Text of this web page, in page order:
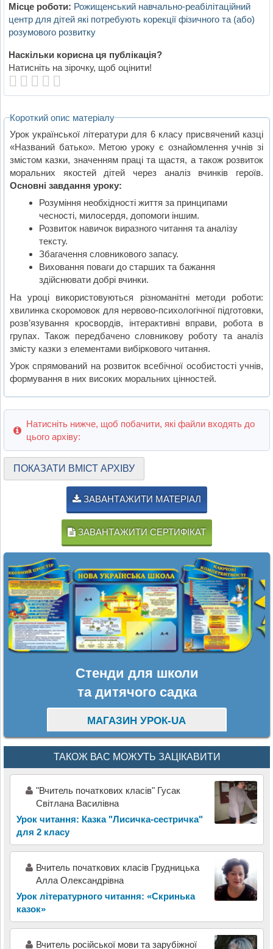
Місце роботи: Рожищенський навчально-реабілітаційний
центр для дітей які потребують корекції фізичного та (або)
розумового розвитку
Наскільки корисна ця публікація?
Натисніть на зірочку, щоб оцінити!
Короткий опис матеріалу
Урок української літератури для 6 класу присвячений казці
«Названий батько». Метою уроку є ознайомлення учнів зі
змістом казки, значенням праці та щастя, а також розвиток
моральних якостей дітей через аналіз вчинків героїв.
Основні завдання уроку:
Розуміння необхідності життя за принципами
чесності, милосердя, допомоги іншим.
Розвиток навичок виразного читання та аналізу
тексту.
Збагачення словникового запасу.
Виховання поваги до старших та бажання
здійснювати добрі вчинки.
На уроці використовуються різноманітні методи роботи:
хвилинка скоромовок для нервово-психологічної підготовки,
розв’язування кросвордів, інтерактивні вправи, робота в
групах. Також передбачено словникову роботу та аналіз
змісту казки з елементами вибіркового читання.
Урок спрямований на розвиток всебічної особистості учнів,
формування в них високих моральних цінностей.
Натисніть нижче, щоб побачити, які файли входять до
цього архіву:
ПОКАЗАТИ ВМІСТ АРХІВУ
ЗАВАНТАЖИТИ МАТЕРІАЛ
ЗАВАНТАЖИТИ СЕРТИФІКАТ
Стенди для школи
та дитячого садка
МАГАЗИН УРОК-UA
ТАКОЖ ВАС МОЖУТЬ ЗАЦІКАВИТИ
"Вчитель початкових класів" Гусак
Світлана Василівна
Урок читання: Казка "Лисичка-сестричка"
для 2 класу
Вчитель початкових класів Грудницька
Алла Олександрівна
Урок літературного читання: «Скринька
казок»
Вчитель російської мови та зарубіжної